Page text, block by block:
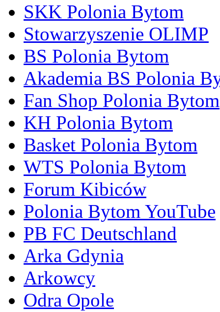
SKK Polonia Bytom
Stowarzyszenie OLIMP
BS Polonia Bytom
Akademia BS Polonia
Fan Shop Polonia Bytom
KH Polonia Bytom
Basket Polonia Bytom
WTS Polonia Bytom
Forum Kibiców
Polonia Bytom YouTube
PB FC Deutschland
Arka Gdynia
Arkowcy
Odra Opole